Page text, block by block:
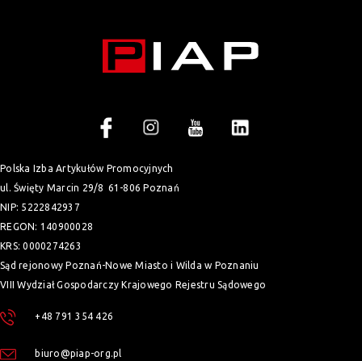
Polska Izba Artykułów Promocyjnych
ul. Święty Marcin 29/8 61-806 Poznań
NIP: 5222842937
REGON: 140900028
KRS: 0000274263
Sąd rejonowy Poznań-Nowe Miasto i Wilda w Poznaniu
VIII Wydział Gospodarczy Krajowego Rejestru Sądowego
+48 791 354 426
biuro@piap-org.pl